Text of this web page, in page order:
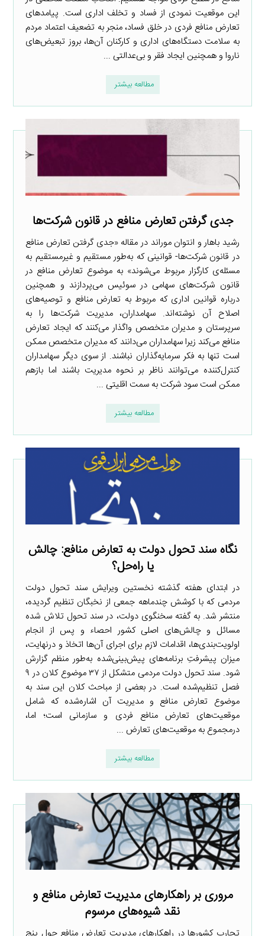
این موقعیت نمودی از فساد و تخلف اداری است. پیامدهای
تعارض منافع فردی در خلق فساد، منجر به تضعیف اعتماد مردم
به سلامت دستگاه‌های اداری و کارکنان آن‌ها، بروز تبعیض‌های
ناروا و همچنین ایجاد فقر و بی‌عدالتی ...
مطالعه بیشتر
جدی گرفتن تعارض منافع در قانون شرکت‌ها
رشید باهار و انتوان موراند در مقاله «جدی گرفتن تعارض منافع
در قانون شرکت‌ها- قوانینی که به‌طور مستقیم و غیرمستقیم به
مسئله‌ی کارگزار مربوط می‌شوند» به موضوع تعارض منافع در
قانون شرکت‌های سهامی در سوئیس می‌پردازند و همچنین
درباره قوانین اداری که مربوط به تعارض منافع و توصیه‌های
اصلاح آن نوشته‌اند. سهامداران، مدیریت شرکت‌ها را به
سرپرستان و مدیران متخصص واگذار می‌کنند که ایجاد تعارض
منافع می‌کند زیرا سهامداران می‌دانند که مدیران متخصص ممکن
است تنها به فکر سرمایه‌گذاران نباشند. از سوی دیگر سهامداران
کنترل‌کننده می‌توانند ناظر بر نحوه مدیریت باشند اما بازهم
ممکن است سود شرکت به سمت اقلیتی ...
مطالعه بیشتر
نگاه سند تحول دولت به تعارض منافع: چالش
یا راه‌حل؟
در ابتدای هفته گذشته نخستین ویرایش سند تحول دولت
مردمی که با کوشش چندماهه جمعی از نخبگان تنظیم گردیده،
منتشر شد. به گفته سخنگوی دولت، در سند تحول تلاش شده
مسائل و چالش‌های اصلی کشور احصاء و پس از انجام
اولویت‌بندی‌ها، اقدامات لازم برای اجرای آن‌ها اتخاذ و درنهایت،
میزان پیشرفتِ برنامه‌های پیش‌بینی‌شده به‌طور منظم گزارش
شود. سند تحول دولت مردمی متشکل از ۳۷ موضوع کلان در ۹
فصل تنظیم‌شده است. در بعضی از مباحث کلان این سند به
موضوع تعارض منافع و مدیریت آن اشاره‌شده که شامل
موقعیت‌های تعارض منافع فردی و سازمانی است؛ اما،
درمجموع به موقعیت‌های تعارض ...
مطالعه بیشتر
مروری بر راهکارهای مدیریت تعارض منافع و
نقد شیوه‌های مرسوم